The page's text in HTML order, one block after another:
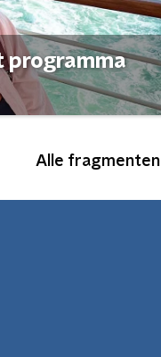
programma
Alle fragmenten